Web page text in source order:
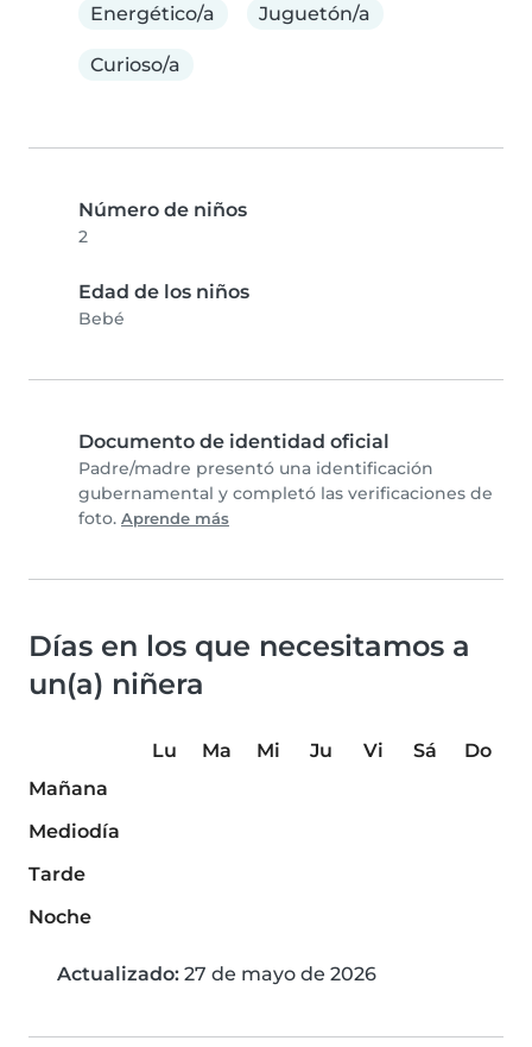
Energético/a
Juguetón/a
Curioso/a
Número de niños
2
Edad de los niños
Bebé
Documento de identidad oficial
Padre/madre presentó una identificación
gubernamental y completó las verificaciones de
foto. Aprende más
Días en los que necesitamos a
un(a) niñera
Lu Ma Mi Ju Vi Sá
Do
Mañana
Mediodía
Tarde
Noche
Actualizado: 27 de mayo de 2026